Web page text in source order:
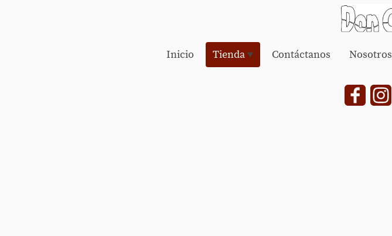
Inicio Tienda Contáctanos Nosotros